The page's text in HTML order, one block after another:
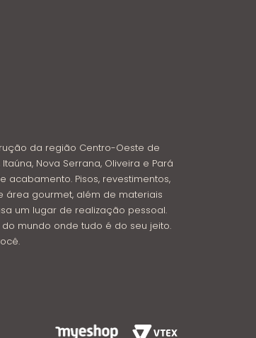
da região Centro-Oeste de
Nova Serrana, Oliveira e Pará
Pisos, revestimentos,
área gourmet, além de materiais
um lugar de realização pessoal.
mundo onde tudo é do seu jeito.